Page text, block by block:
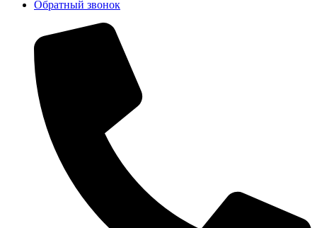
Обратный звонок